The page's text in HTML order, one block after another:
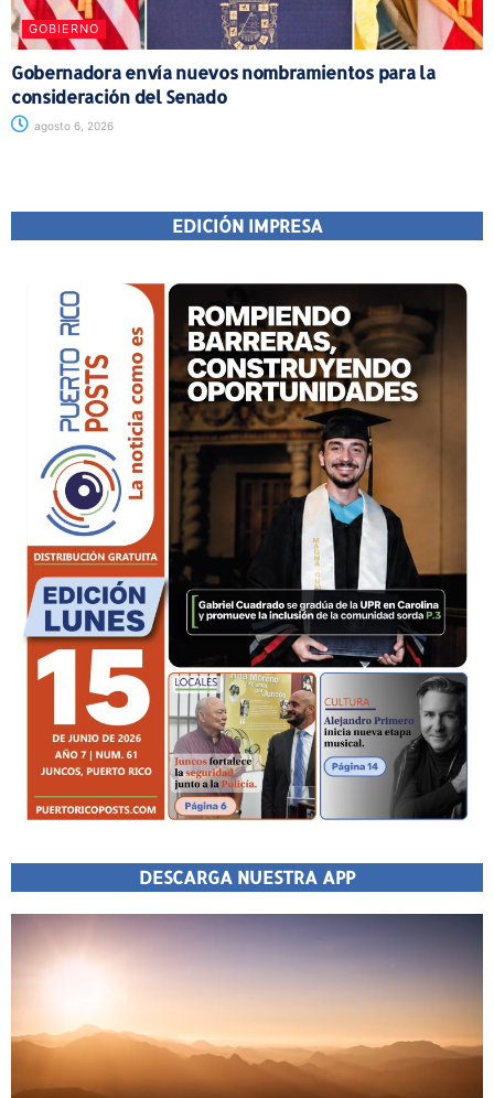
GOBIERNO
Gobernadora envía nuevos nombramientos para la
consideración del Senado
agosto 6, 2026
EDICIÓN IMPRESA
DESCARGA NUESTRA APP